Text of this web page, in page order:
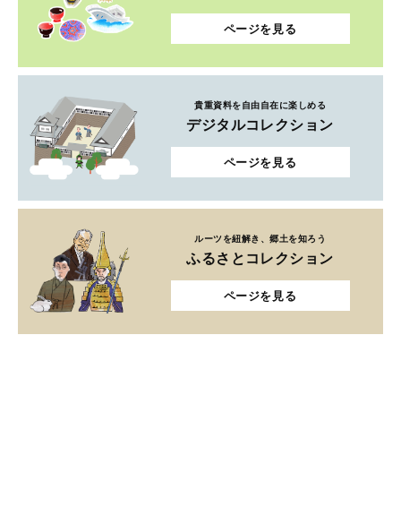
ページを見る
貴重資料を自由自在に楽しめる
デジタルコレクション
ページを見る
ルーツを紐解き、郷土を知ろう
ふるさとコレクション
ページを見る